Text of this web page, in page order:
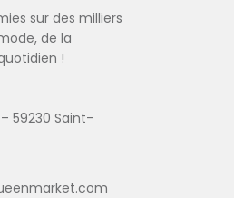
sur des milliers
de la
!
– 59230 Saint-